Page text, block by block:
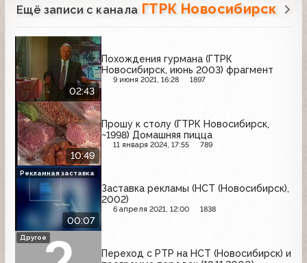
Ещё записи с канала ГТРК Новосибирск
02:43
Похождения гурмана (ГТРК
Новосибирск, июнь 2003) фрагмент
9 июня 2021, 16:28 1897
10:49
Прошу к столу (ГТРК Новосибирск,
~1998) Домашняя пицца
11 января 2024, 17:55 789
00:07
Заставка рекламы (НСТ (Новосибирск),
2002)
6 апреля 2021, 12:00 1838
Рекламная заставка
Переход с РТР на НСТ (Новосибирск) и
Другое